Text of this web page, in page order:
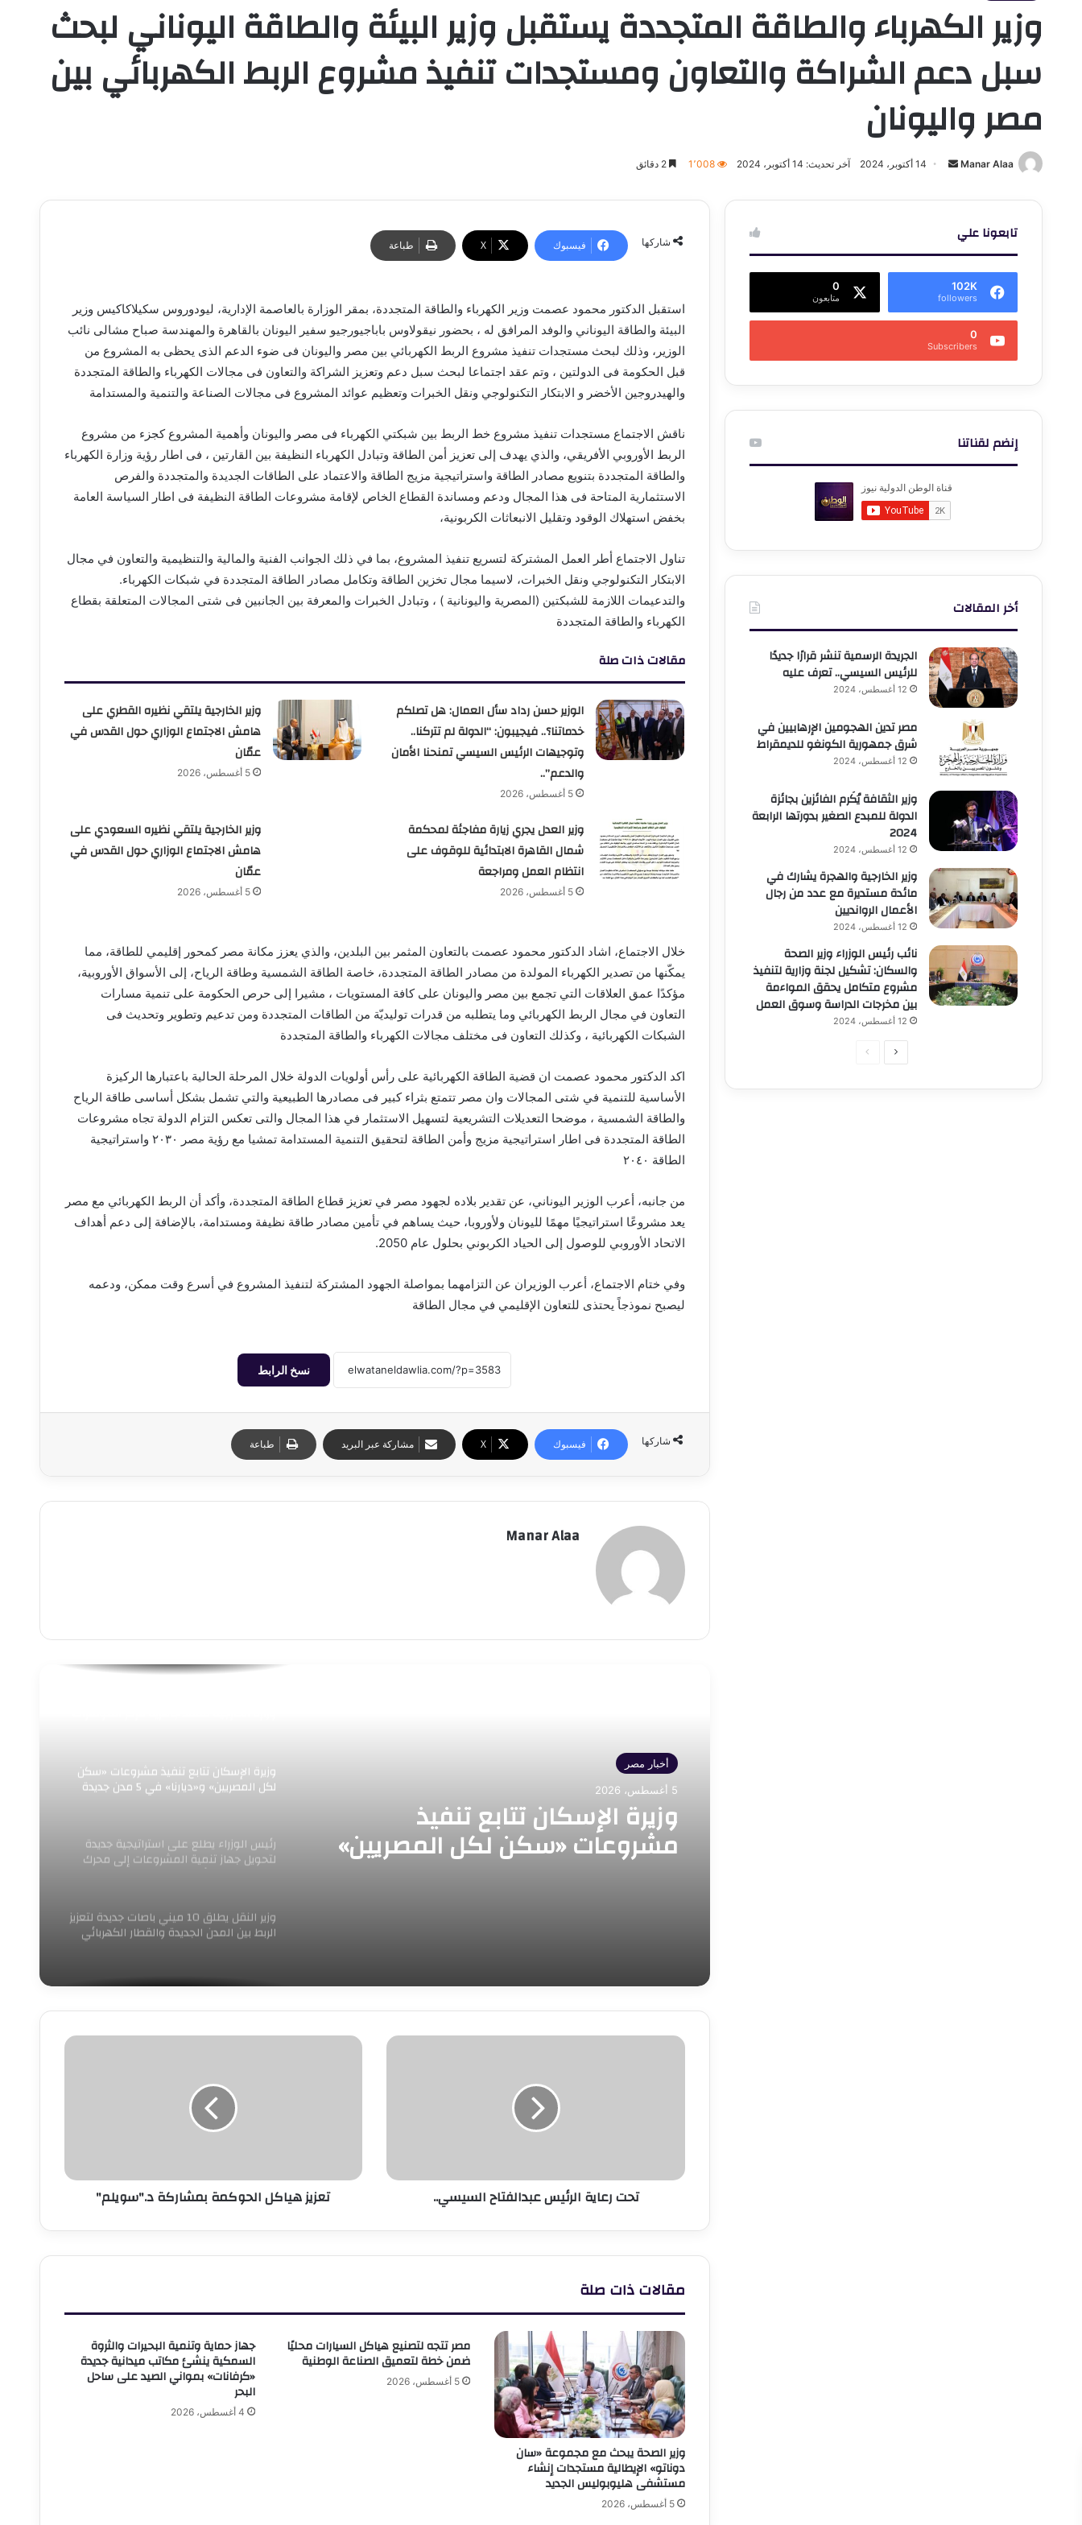
وزير الكهرباء والطاقة المتجددة يستقبل وزير البيئة والطاقة اليوناني لبحث
سبل دعم الشراكة والتعاون ومستجدات تنفيذ مشروع الربط الكهربائي بين
مصر واليونان
Manar Alaa
أرسل
إلكترونيا
14 أكتوبر، 2024 آخر تحديث: 14 أكتوبر، 2024 1٬008 2 دقائق
شاركها فيسبوك ‫X طباعة
استقبل الدكتور محمود عصمت وزير الكهرباء والطاقة المتجددة، بمقر الوزارة بالعاصمة الإدارية، ليودوروس سكيلاكاكيس وزير
البيئة والطاقة اليوناني والوفد المرافق له ، بحضور نيقولاوس باباجيورجيو سفير اليونان بالقاهرة والمهندسة صباح مشالى نائب
الوزير، وذلك لبحث مستجدات تنفيذ مشروع الربط الكهربائي بين مصر واليونان فى ضوء الدعم الذى يحظى به المشروع من
قبل الحكومة فى الدولتين ، وتم عقد اجتماعا لبحث سبل دعم وتعزيز الشراكة والتعاون فى مجالات الكهرباء والطاقة المتجددة
والهيدروجين الأخضر و الابتكار التكنولوجي ونقل الخبرات وتعظيم عوائد المشروع فى مجالات الصناعة والتنمية والمستدامة
ناقش الاجتماع مستجدات تنفيذ مشروع خط الربط بين شبكتي الكهرباء فى مصر واليونان وأهمية المشروع كجزء من مشروع
الربط الأوروبي الأفريقي، والذي يهدف إلى تعزيز أمن الطاقة وتبادل الكهرباء النظيفة بين القارتين ، فى اطار رؤية وزارة الكهرباء
والطاقة المتجددة بتنويع مصادر الطاقة واستراتيجية مزيج الطاقة والاعتماد على الطاقات الجديدة والمتجددة والفرص
الاستثمارية المتاحة فى هذا المجال ودعم ومساندة القطاع الخاص لإقامة مشروعات الطاقة النظيفة فى اطار السياسة العامة
بخفض استهلاك الوقود وتقليل الانبعاثات الكربونية،
تناول الاجتماع أطر العمل المشتركة لتسريع تنفيذ المشروع، بما في ذلك الجوانب الفنية والمالية والتنظيمية والتعاون في مجال
الابتكار التكنولوجي ونقل الخبرات، لاسيما مجال تخزين الطاقة وتكامل مصادر الطاقة المتجددة في شبكات الكهرباء.
والتدعيمات اللازمة للشبكتين (المصرية واليونانية ) ، وتبادل الخبرات والمعرفة بين الجانبين فى شتى المجالات المتعلقة بقطاع
الكهرباء والطاقة المتجددة
مقالات ذات صلة
الوزير حسن رداد سأل العمال: هل تصلكم
خدماتنا؟.. فيجيبون: “الدولة لم تتركنا..
وتوجيهات الرئيس السيسي تمنحنا الأمان
والدعم”..
5 أغسطس، 2026
وزير الخارجية يلتقي نظيره القطري على
هامش الاجتماع الوزاري حول القدس في
عمّان
5 أغسطس، 2026
وزير العدل يجري زيارة مفاجئة لمحكمة
شمال القاهرة الابتدائية للوقوف على
انتظام العمل ومراجعة
5 أغسطس، 2026
وزير الخارجية يلتقي نظيره السعودي على
هامش الاجتماع الوزاري حول القدس في
عمّان
5 أغسطس، 2026
خلال الاجتماع، اشاد الدكتور محمود عصمت بالتعاون المثمر بين البلدين، والذي يعزز مكانة مصر كمحور إقليمي للطاقة، مما
يمكّنها من تصدير الكهرباء المولدة من مصادر الطاقة المتجددة، خاصة الطاقة الشمسية وطاقة الرياح، إلى الأسواق الأوروبية،
مؤكدًا عمق العلاقات التي تجمع بين مصر واليونان على كافة المستويات ، مشيرا إلى حرص الحكومة على تنمية مسارات
التعاون في مجال الربط الكهربائي وما يتطلبه من قدرات توليديّة من الطاقات المتجددة ومن تدعيم وتطوير وتحديث فى
الشبكات الكهربائية ، وكذلك التعاون فى مختلف مجالات الكهرباء والطاقة المتجددة
اكد الدكتور محمود عصمت ان قضية الطاقة الكهربائية على رأس أولويات الدولة خلال المرحلة الحالية باعتبارها الركيزة
الأساسية للتنمية في شتى المجالات وان مصر تتمتع بثراء كبير فى مصادرها الطبيعية والتي تشمل بشكل أساسى طاقة الرياح
والطاقة الشمسية ، موضحا التعديلات التشريعية لتسهيل الاستثمار في هذا المجال والتى تعكس التزام الدولة تجاه مشروعات
الطاقة المتجددة فى اطار استراتيجية مزيج وأمن الطاقة لتحقيق التنمية المستدامة تمشيا مع رؤية مصر ٢٠٣٠ واستراتيجية
الطاقة ٢٠٤٠
من جانبه، أعرب الوزير اليوناني، عن تقدير بلاده لجهود مصر في تعزيز قطاع الطاقة المتجددة، وأكد أن الربط الكهربائي مع مصر
يعد مشروعًا استراتيجيًا مهمًا لليونان ولأوروبا، حيث يساهم في تأمين مصادر طاقة نظيفة ومستدامة، بالإضافة إلى دعم أهداف
الاتحاد الأوروبي للوصول إلى الحياد الكربوني بحلول عام 2050.
وفي ختام الاجتماع، أعرب الوزيران عن التزامهما بمواصلة الجهود المشتركة لتنفيذ المشروع في أسرع وقت ممكن، ودعمه
ليصبح نموذجاً يحتذى للتعاون الإقليمي في مجال الطاقة
نسخ الرابط
شاركها فيسبوك ‫X مشاركة عبر البريد طباعة
Manar Alaa
أخبار مصر
5 أغسطس، 2026
وزيرة الإسكان تتابع تنفيذ
مشروعات «سكن لكل المصريين»
و«ديارنا» في 5 مدن جديدة
وزيرة الإسكان تتابع تنفيذ مشروعات «سكن
لكل المصريين» و«ديارنا» في 5 مدن جديدة
رئيس الوزراء يطلع على استراتيجية جديدة
لتحويل جهاز تنمية المشروعات إلى محرك
للنمو وريادة الأعمال
وزير النقل يطلق 10 ميني باصات جديدة لتعزيز
الربط بين المدن الجديدة والقطار الكهربائي
تحت
تحت رعاية الرئيس عبدالفتاح السيسي..
تعزيز
تعزيز هياكل الحوكمة بمشاركة د."سويلم"
مقالات ذات صلة
وزير الصحة يبحث مع مجموعة «سان
دوناتو» الإيطالية مستجدات إنشاء
مستشفى هليوبوليس الجديد
5 أغسطس، 2026
مصر تتجه لتصنيع هياكل السيارات محليًا
ضمن خطة لتعميق الصناعة الوطنية
5 أغسطس، 2026
جهاز حماية وتنمية البحيرات والثروة
السمكية ينشئ مكاتب ميدانية جديدة
«كرفانات» بمواني الصيد على ساحل
البحر
4 أغسطس، 2026
تابعونا علي
102K
followers
0
متابعون
0
Subscribers
إنضم لقناتنا
أخر المقالات
الجريدة الرسمية تنشر قرارًا جديدًا
للرئيس السيسي.. تعرف عليه
12 أغسطس، 2024
مصر تدين الهجومين الإرهابيين في
شرق جمهورية الكونغو للديمقراط
12 أغسطس، 2024
وزير الثقافة يُكَرم الفائزين بجائزة
الدولة للمبدع الصغير بدورتها الرابعة
2024
12 أغسطس، 2024
وزير الخارجية والهجرة يشارك في
مائدة مستديرة مع عدد من رجال
الأعمال الروانديين
12 أغسطس، 2024
نائب رئيس الوزراء وزير الصحة
والسكان: تشكيل لجنة وزارية لتنفيذ
مشروع متكامل يحقق المواءمة
بين مخرجات الدراسة وسوق العمل
12 أغسطس، 2024
الصفحةالصفحة